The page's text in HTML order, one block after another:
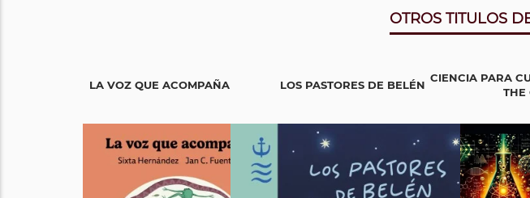
OTROS TITULOS
LA VOZ QUE ACOMPAÑA LOS PASTORES DE BELÉN
CIENCIA PARA
THE